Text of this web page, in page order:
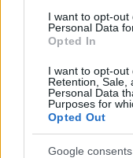
I want to opt-
Personal Data
Opted In
I want to opt-out
Retention, Sale,
Personal Data
Purposes for
Opted Out
Google consents
del Messico.
bambini da “Little
non sono una
soldati avevano
anni
come killer per il
aveva decapitato